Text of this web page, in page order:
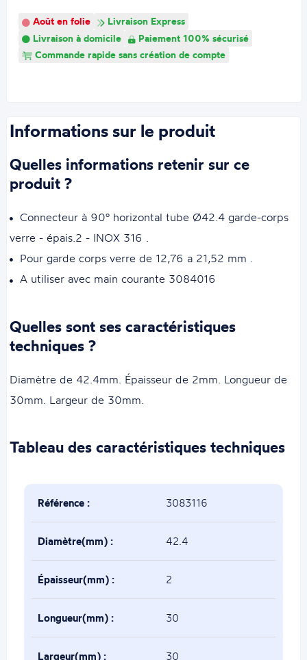
Août en folie
Livraison Express
Livraison à domicile
Paiement 100% sécurisé
Commande rapide sans création de compte
Informations sur le produit
Quelles informations retenir sur ce
produit ?
Connecteur à 90° horizontal tube Ø42.4 garde-corps
verre - épais.2 - INOX 316 .
Pour garde corps verre de 12,76 a 21,52 mm .
A utiliser avec main courante 3084016
Quelles sont ses caractéristiques
techniques ?
Diamètre de 42.4mm. Épaisseur de 2mm. Longueur de
30mm. Largeur de 30mm.
Tableau des caractéristiques techniques
Référence : 3083116
Diamètre(mm) : 42.4
Épaisseur(mm) : 2
Longueur(mm) : 30
Largeur(mm) : 30